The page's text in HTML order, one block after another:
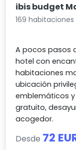
ibis budget
169 habitaciones
A pocos pasos
hotel con
habitaciones
ubicación
emblemáticos
gratuito,
acogedor.
Desde 72